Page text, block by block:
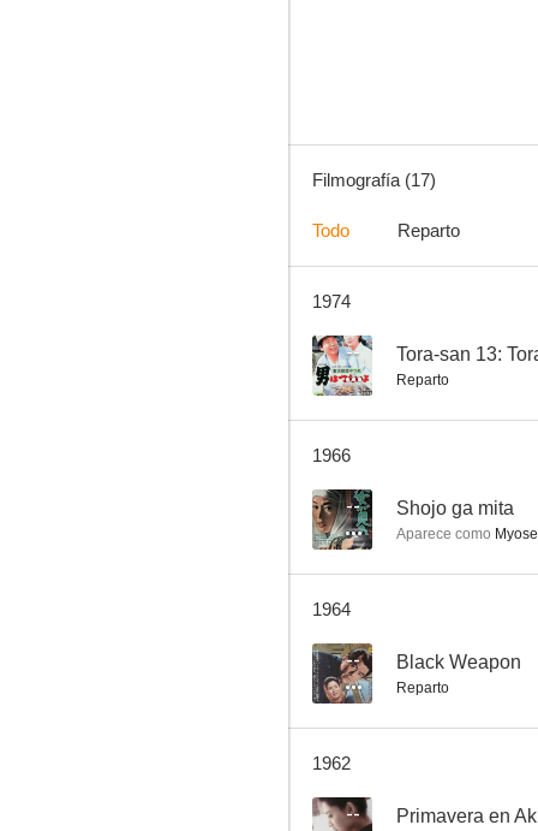
--
Filmografía (17)
Todo Reparto
1974
-- Tora-san 13:
Reparto
1966
-- Shojo ga mita
Aparece como
1964
-- Black Weapon
Reparto
1962
-- Primavera en